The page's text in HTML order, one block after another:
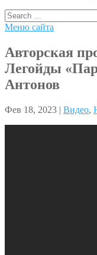
Меню сайта
Авторская
Легойды
Антонов
Фев 18, 2023 | Видео,